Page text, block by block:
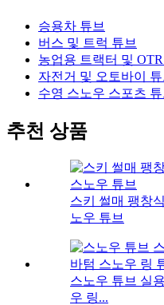
승용차 튜브
버스 및 트럭 튜브
농업용 트랙터 및
자전거 및 오토바이 튜
수영 스노우 스포츠 튜
추천 상품
스키 썰매 팽창
노우 튜브
스노우 튜브 실
우 링...